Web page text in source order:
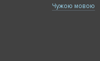
Чужою мовою